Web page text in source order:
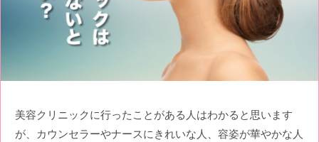
美容クリニックに行ったことがある人はわかると思います
が、カウンセラーやナースにきれいな人、容姿が華やかな人